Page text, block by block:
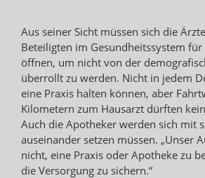
Aus seiner Sicht müssen sich die
Beteiligten im Gesundheitssystem für
öffnen, um nicht von der
überrollt zu werden. Nicht in jedem
eine Praxis halten können, aber
Kilometern zum Hausarzt dürften
Auch die Apotheker werden sich mit
auseinander setzen müssen. „Unser
nicht, eine Praxis oder Apotheke zu
die Versorgung zu sichern.“